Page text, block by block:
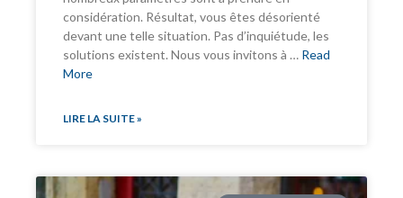
considération. Résultat, vous êtes désorienté
devant une telle situation. Pas d’inquiétude, les
solutions existent. Nous vous invitons à … Read
More
LIRE LA SUITE »